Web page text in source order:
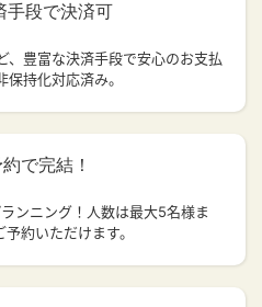
手段で決済可
、豊富な決済手段で安心のお支払
持化対応済み。
で完結！
ンニング！人数は最大5名様ま
約いただけます。